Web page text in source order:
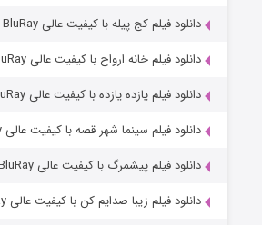
دانلود فیلم کج‌ پیله با کیفیت عالی BluRay
دانلود فیلم خانه ارواح با کیفیت عالی BluRay
دانلود فیلم یازده یازده با کیفیت عالی BluRay
دانلود فیلم سینما شهر قصه با کیفیت عالی BluRay
دانلود فیلم پیشمرگ با کیفیت عالی BluRay
دانلود فیلم زیبا صدایم کن با کیفیت عالی BluRay